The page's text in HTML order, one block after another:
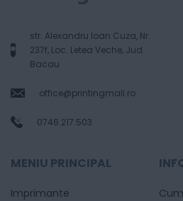
str. Alexandru Ioan Cuza, Nr.
237f, Loc. Letea Veche, Jud.
Bacau
office@printingmall.ro
0746.217.503
MENIU PRINCIPAL
Imprimante